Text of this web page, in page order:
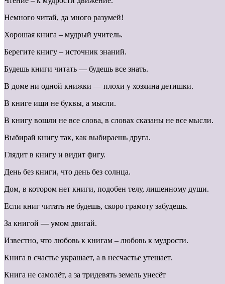
Немного читай, да много разумей!
Хорошая книга – мудрый учитель.
Берегите книгу – источник знаний.
Будешь книги читать — будешь все знать.
В доме ни одной книжки — плохи у хозяина детишки.
В книге ищи не буквы, а мысли.
В книгу вошли не все слова, в словах сказаны не все мысли.
Выбирай книгу так, как выбираешь друга.
Глядит в книгу и видит фигу.
День без книги, что день без солнца.
Дом, в котором нет книги, подобен телу, лишенному души.
Если книг читать не будешь, скоро грамоту забудешь.
За книгой — умом двигай.
Известно, что любовь к книгам – любовь к мудрости.
Книга в счастье украшает, а в несчастье утешает.
Книга не самолёт, а за тридевять земель унесёт